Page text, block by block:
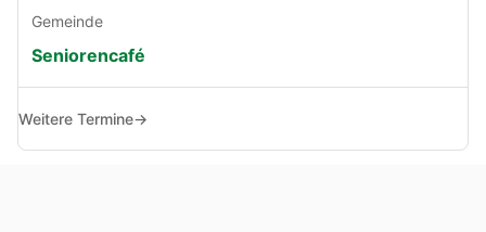
Gemeinde
Seniorencafé
Weitere Termine→